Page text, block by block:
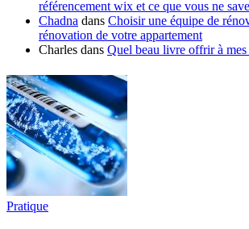
référencement wix et ce que vous ne
Chadna dans Choisir une équipe de
rénovation de votre appartement
Charles dans Quel beau livre offrir à mes
Pratique